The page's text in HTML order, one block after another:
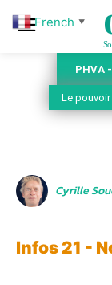
PHVA
Le
Cyrille
Infos 21 -
French ▼